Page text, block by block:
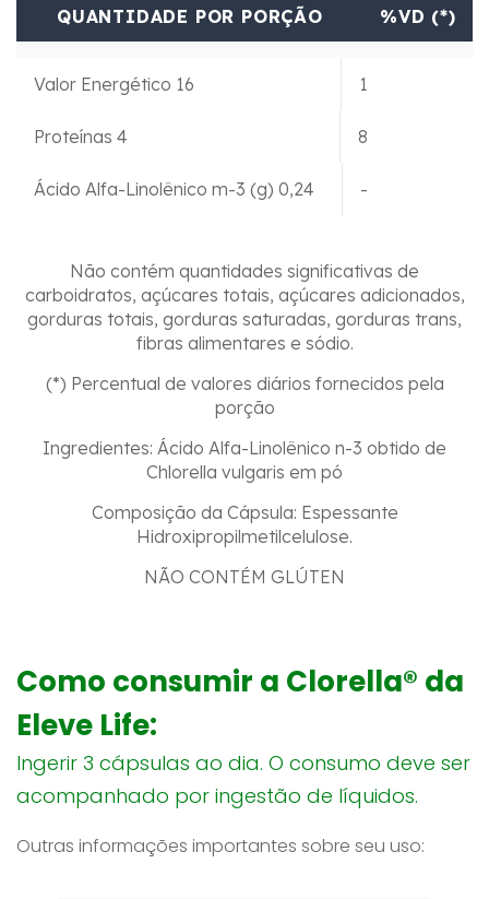
QUANTIDADE POR PORÇÃO %VD (*)
Valor Energético 16 1
Proteínas 4 8
Ácido Alfa-Linolênico m-3 (g) 0,24 -
Não contém quantidades significativas de
carboidratos, açúcares totais, açúcares adicionados,
gorduras totais, gorduras saturadas, gorduras trans,
fibras alimentares e sódio.
(*) Percentual de valores diários fornecidos pela
porção
Ingredientes: Ácido Alfa-Linolênico n-3 obtido de
Chlorella vulgaris em pó
Composição da Cápsula: Espessante
Hidroxipropilmetilcelulose.
NÃO CONTÉM GLÚTEN
Como consumir a Clorella® da
Eleve Life:
Ingerir 3 cápsulas ao dia. O consumo deve ser
acompanhado por ingestão de líquidos.
Outras informações importantes sobre seu uso: